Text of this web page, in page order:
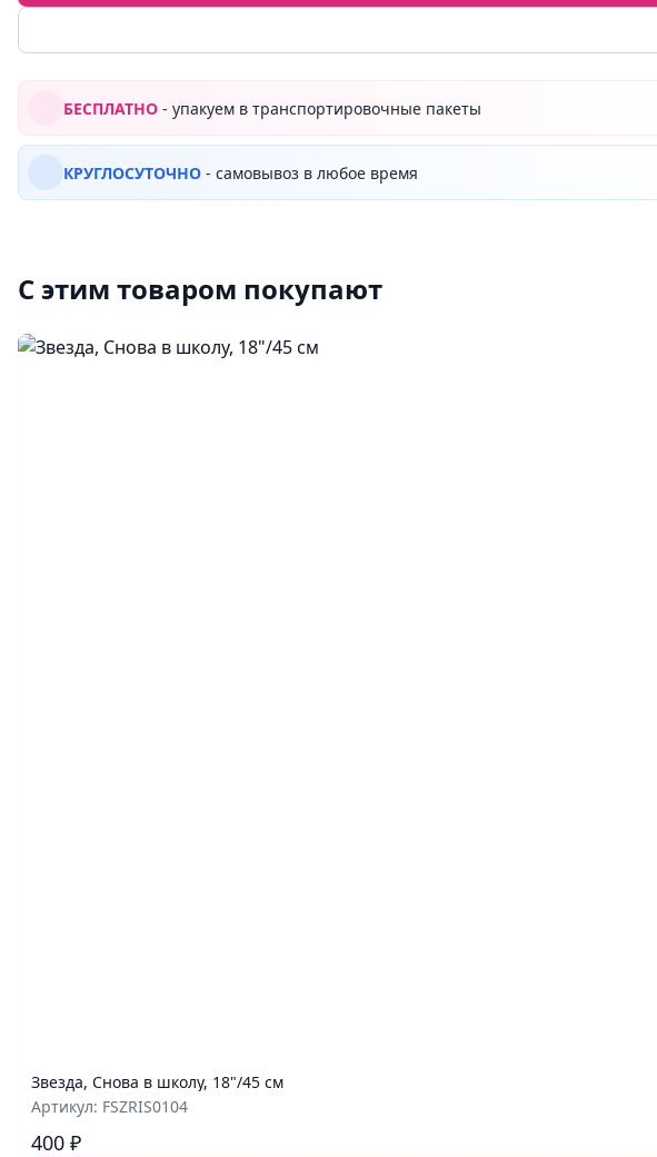
БЕСПЛАТНО - упакуем в транспортировочные пакеты
КРУГЛОСУТОЧНО - самовывоз в любое время
С этим товаром покупают
Звезда, Снова в школу, 18"/45 см
Артикул: FSZRIS0104
400 ₽